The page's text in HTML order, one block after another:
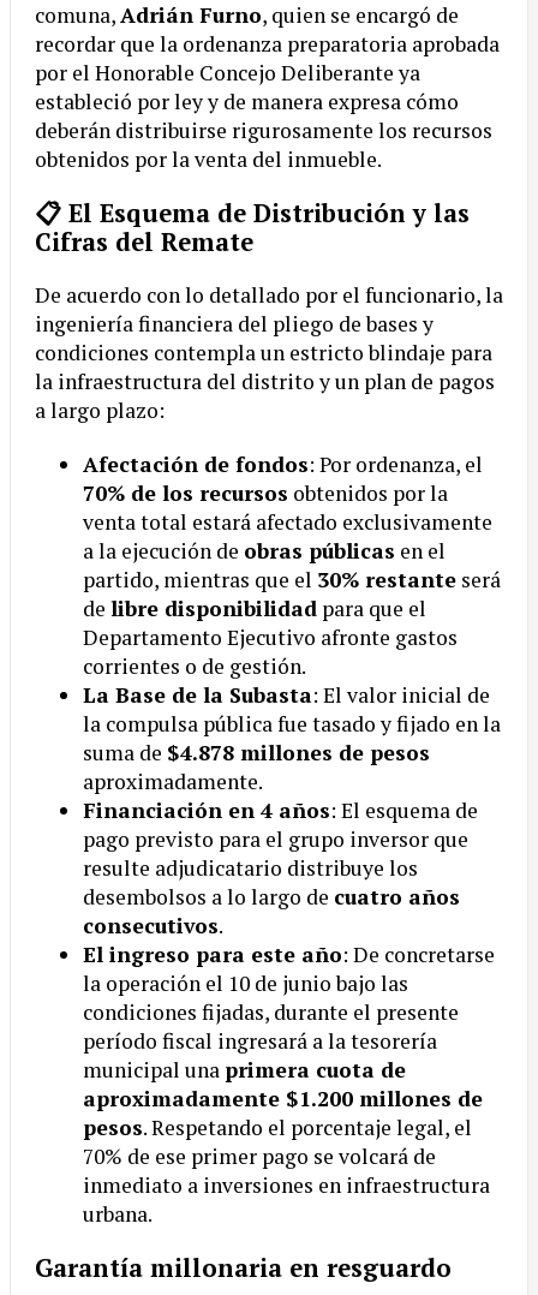
comuna, Adrián Furno, quien se encargó de
recordar que la ordenanza preparatoria aprobada
por el Honorable Concejo Deliberante ya
estableció por ley y de manera expresa cómo
deberán distribuirse rigurosamente los recursos
obtenidos por la venta del inmueble.
📋 El Esquema de Distribución y las
Cifras del Remate
De acuerdo con lo detallado por el funcionario, la
ingeniería financiera del pliego de bases y
condiciones contempla un estricto blindaje para
la infraestructura del distrito y un plan de pagos
a largo plazo:
Afectación de fondos: Por ordenanza, el
70% de los recursos obtenidos por la
venta total estará afectado exclusivamente
a la ejecución de obras públicas en el
partido, mientras que el 30% restante será
de libre disponibilidad para que el
Departamento Ejecutivo afronte gastos
corrientes o de gestión.
La Base de la Subasta: El valor inicial de
la compulsa pública fue tasado y fijado en la
suma de $4.878 millones de pesos
aproximadamente.
Financiación en 4 años: El esquema de
pago previsto para el grupo inversor que
resulte adjudicatario distribuye los
desembolsos a lo largo de cuatro años
consecutivos.
El ingreso para este año: De concretarse
la operación el 10 de junio bajo las
condiciones fijadas, durante el presente
período fiscal ingresará a la tesorería
municipal una primera cuota de
aproximadamente $1.200 millones de
pesos. Respetando el porcentaje legal, el
70% de ese primer pago se volcará de
inmediato a inversiones en infraestructura
urbana.
Garantía millonaria en resguardo